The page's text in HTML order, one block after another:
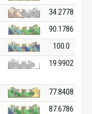
34.2778
90.1786
100.0
19.9902
77.8408
87.6786